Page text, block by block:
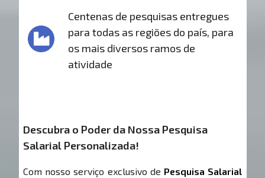
Centenas de pesquisas entregues
para todas as regiões do país, para
os mais diversos ramos de
atividade
Descubra o Poder da Nossa Pesquisa
Salarial Personalizada!
Com nosso serviço exclusivo de Pesquisa Salarial